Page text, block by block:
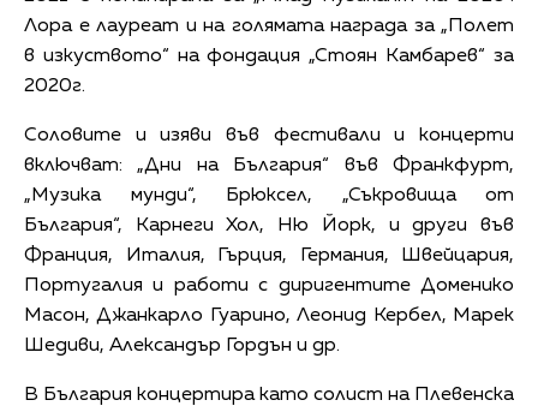
Лора е лауреат и на голямата награда за „Полет
в изкуството“ на фондация „Стоян Камбарев“ за
2020г.
Соловите и изяви във фестивали и концерти
включват: „Дни на България“ във Франкфурт,
„Музика мунди“, Брюксел, „Съкровища от
България“, Карнеги Хол, Ню Йорк, и други във
Франция, Италия, Гърция, Германия, Швейцария,
Португалия и работи с диригентите Доменико
Масон, Джанкарло Гуарино, Леонид Кербел, Марек
Шедиви, Александър Гордън и др.
В България концертира като солист на Плевенска